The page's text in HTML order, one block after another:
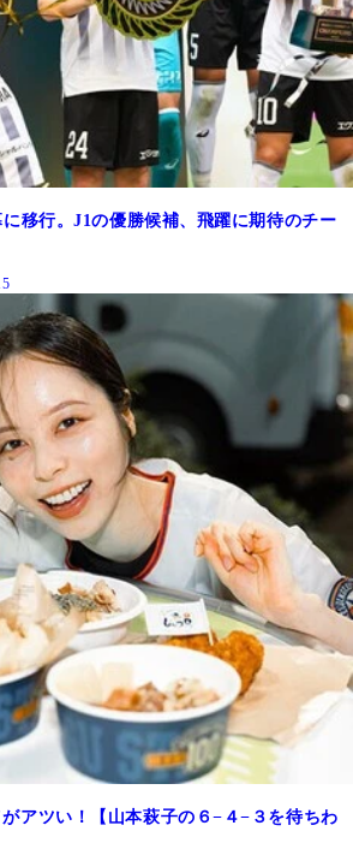
移行。J1の優勝候補、飛躍に期待のチー
アツい！【山本萩子の６−４−３を待ちわ